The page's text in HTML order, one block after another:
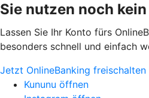
Sie nutzen noch
Lassen Sie Ihr Konto fürs
besonders schnell und einfach
Jetzt OnlineBanking freischalten
Kununu öffnen